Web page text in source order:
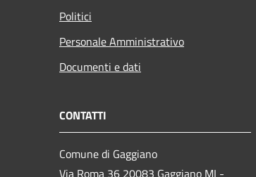
Politici
Personale Amministrativo
Documenti e dati
CONTATTI
Comune di Gaggiano
Via Roma 36 20083 Gaggiano MI -